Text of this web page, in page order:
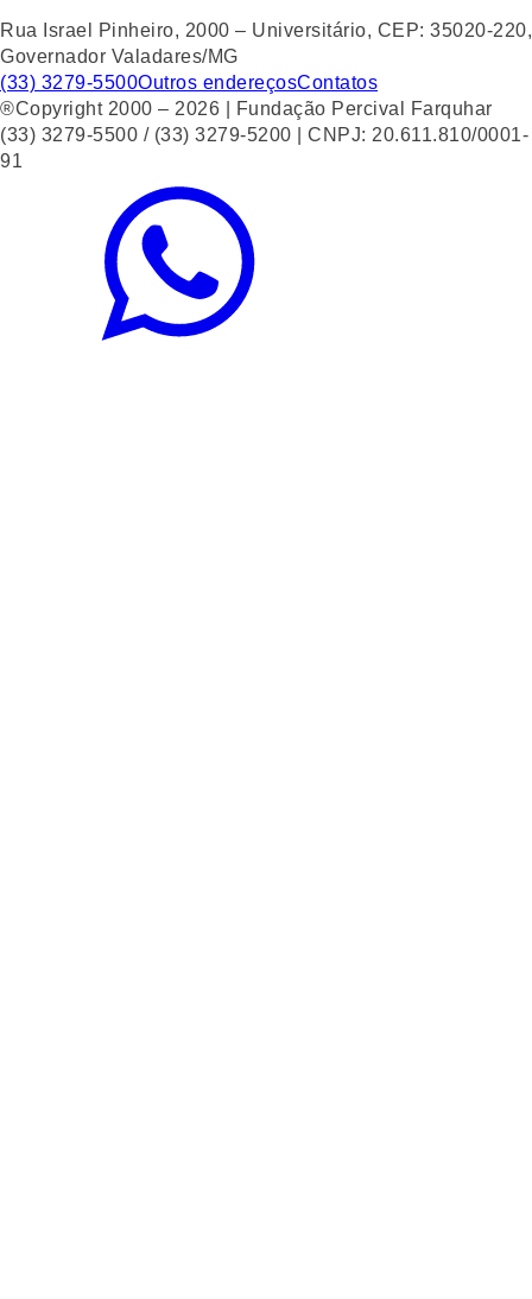
Rua Israel Pinheiro, 2000 – Universitário, CEP: 35020-220,
Governador Valadares/MG
(33) 3279-5500Outros endereçosContatos
®Copyright 2000 – 2026 | Fundação Percival Farquhar
(33) 3279-5500 / (33) 3279-5200 | CNPJ: 20.611.810/0001-
91